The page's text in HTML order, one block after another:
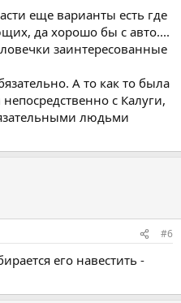
еще варианты есть где
да хорошо бы с авто....
заинтересованные
А то как то была
с Калуги,
людьми
#6
его навестить -